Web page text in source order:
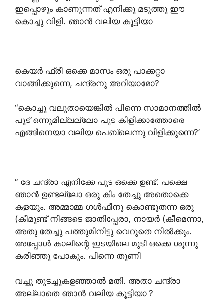
ഇപ്പൊഴും കാണുന്നത് എനിക്കു മടുത്തു ഈ
കൊച്ചു വിളി. ഞാൻ വലിയ കൂട്ടിയാ
കെയർ ഫ്രീ ഒക്കെ മാസം ഒരു പാക്കറ്റാ
വാങ്ങിക്കുന്നെ, ചന്ദ്രനു അറിയാമോ?
“കൊച്ചു വലുതായെങ്കിൽ പിന്നെ സാമാനത്തിൽ
പൂട് ഒന്നുമില്ലല്ലോ പുട കിളിക്കാത്തോരെ
എങ്ങിനെയാ വലിയ പെബ്ലെന്നു വിളിക്കുന്നെ?’
” ദേ ചന്ദ്രാ എനിക്കേ പൂട ഒക്കെ ഉണ്ട്. പക്ഷെ
ഞാൻ ഉണ്ടല്ലോ ഒരു കീം തേച്ചു അതൊക്കെ
കളയും. അമ്മാമ്മ ഗൾഫീനു കൊണ്ടുതന്ന ഒരു
(കീമുണ്ട് നിങ്ങടെ ജാതിപ്പേരാ, നായർ (കീമെന്നാ,
അതു തേച്ചു പത്തുമിനിട്ടു വെറുതെ നിൽക്കും.
അപ്പോൾ കാലിന്റെ ഇടയിലെ മുടി ഒക്കെ ശൂന്നു
കരിഞ്ഞു പോകും. പിന്നെ തുണി
വച്ചു തുടച്ചുകളഞ്ഞാൽ മതി. അതാ ചന്ദ്രാ
അല്ലാതെ ഞാൻ വലിയ കൂട്ടിയാ ?